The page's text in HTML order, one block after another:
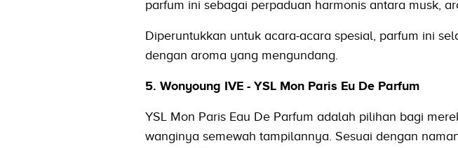
parfum ini sebagai perpaduan harmonis antara musk,
Diperuntukkan untuk acara-acara spesial, parfum ini
dengan aroma yang mengundang.
5. Wonyoung IVE - YSL Mon Paris Eu De Parfum
YSL Mon Paris Eau De Parfum adalah pilihan bagi
wanginya semewah tampilannya. Sesuai dengan